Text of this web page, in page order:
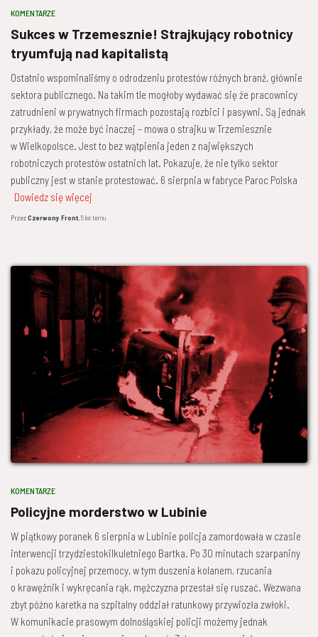
KOMENTARZE
Sukces w Trzemesznie! Strajkujący robotnicy
tryumfują nad kapitalistą
Ostatnio wspominaliśmy o odrodzeniu protestów różnych branż, głównie
sektora publicznego. Na takim tle mogłoby wydawać się że pracownicy
zatrudnieni w prywatnych firmach pozostają rozbici i pasywni. Są jednak
przykłady, że może być inaczej – mowa o strajku w Trzemiesznie
w Wielkopolsce. Jest to bez wątpienia jeden z największych
robotniczych protestów ostatnich lat. Pokazuje, że nie tylko sektor
publiczny jest w stanie protestować. 6 sierpnia w fabryce Paroc Polska
Dowiedz się więcej
PrzezCzerwony Front,5 lattemu
KOMENTARZE
Policyjne morderstwo w Lubinie
W piątkowy poranek 6 sierpnia w Lubinie policja zamordowała w czasie
interwencji trzydziestokilkuletniego Bartka. Po 30 minutach szarpaniny
i pokazu policyjnej przemocy, w tym duszenia kolanem, rzucania
o krawężnik i wykręcania rąk, mężczyzna przestał się ruszać. Wezwana
zbyt późno karetka na szpitalny oddział ratunkowy przywiozła zwłoki.
W komunikacie prasowym dolnośląskiej policji możemy jednak